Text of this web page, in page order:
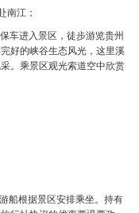
江；
车进入景区，徒步游览贵州
好的峡谷生态风光，这里溪
。乘景区观光索道空中欣赏
船根据景区安排乘坐。持有